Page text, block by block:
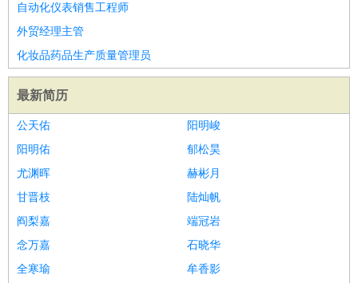
自动化仪表销售工程师
外贸经理主管
化妆品药品生产质量管理员
最新简历
公天佑
阳明峻
阳明佑
郁松昊
尤渊晖
赫彬月
甘晋枝
陆灿帆
阎梨嘉
端冠岩
念万嘉
石晓华
全寒瑜
牟香影